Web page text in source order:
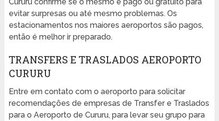
Cururu confirme se o mesmo é pago ou gratuito para
evitar surpresas ou até mesmo problemas. Os
estacionamentos nos maiores aeroportos são pagos,
então é melhor ir preparado.
TRANSFERS E TRASLADOS AEROPORTO
CURURU
Entre em contato com o aeroporto para solicitar
recomendações de empresas de Transfer e Traslados
para o Aeroporto de Cururu, para levar seu grupo para